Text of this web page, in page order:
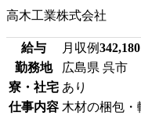
高木工業株式会社
給与 月収例342,180
勤務地
広島県 呉市
寮・社宅 あり
仕事内容 木材の梱包・